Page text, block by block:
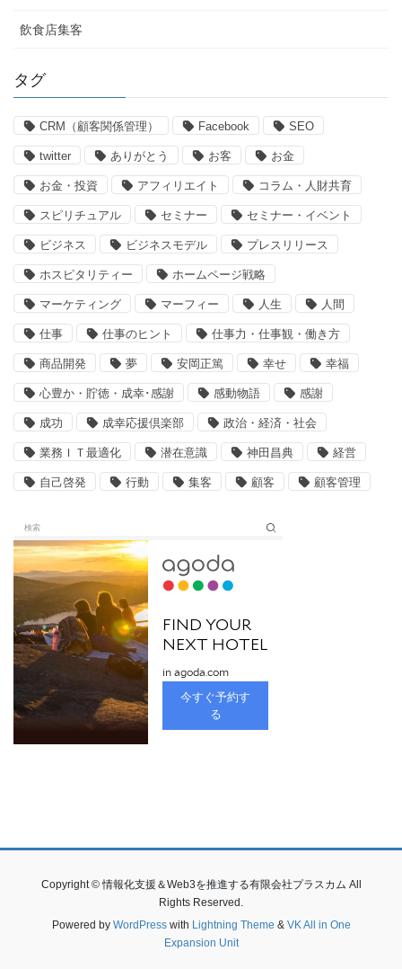
飲食店集客
タグ
CRM（顧客関係管理） Facebook SEO
twitter ありがとう お客 お金
お金・投資 アフィリエイト コラム・人財共育
スピリチュアル セミナー セミナー・イベント
ビジネス ビジネスモデル プレスリリース
ホスピタリティー ホームページ戦略
マーケティング マーフィー 人生 人間
仕事 仕事のヒント 仕事力・仕事観・働き方
商品開発 夢 安岡正篤 幸せ 幸福
心豊か・貯徳・成幸･感謝 感動物語 感謝
成功 成幸応援倶楽部 政治・経済・社会
業務ＩＴ最適化 潜在意識 神田昌典 経営
自己啓発 行動 集客 顧客 顧客管理
Copyright © 情報化支援＆Web3を推進する有限会社プラスカム All
Rights Reserved.
Powered by WordPresswith Lightning Theme & VK All in One
Expansion Unit